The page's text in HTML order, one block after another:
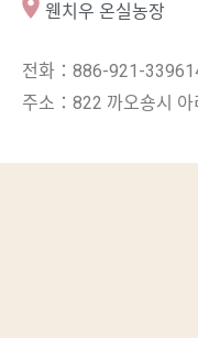
웬치우 온실농장
전화：886-921-
주소：822 까오숑시